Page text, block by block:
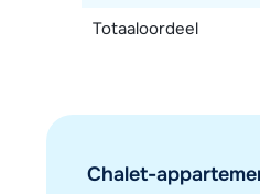
Totaaloordeel
Chalet-